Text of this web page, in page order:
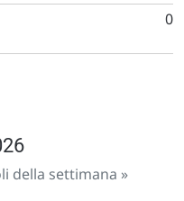
0
della settimana »